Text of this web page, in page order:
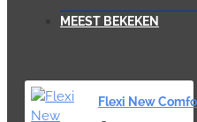
MEEST BEKEKEN
Flexi New